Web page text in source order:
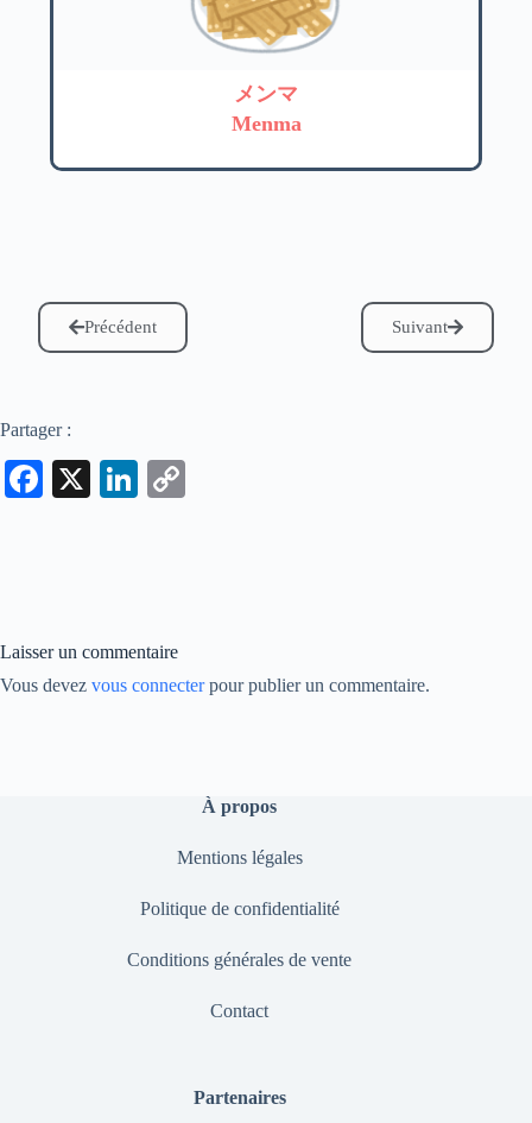
メンマ
Menma
Précédent Suivant
Partager :
Fa
X
Li
Laisser un commentaire
Vous devez vous connecterpour publier un commentaire.
À propos
Mentions légales
Politique de confidentialité
Conditions générales de vente
Contact
Partenaires